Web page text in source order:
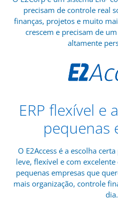
precisam de controle real
finanças, projetos e muito
crescem e precisam de
altamente
ERP flexível e
pequenas
O E2Access é a escolha
leve, flexível e com
pequenas empresas que
mais organização, controle
dia.